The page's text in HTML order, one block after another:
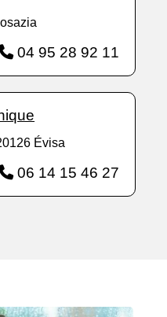
04 95 28 92 11
Évisa
06 14 15 46 27